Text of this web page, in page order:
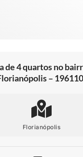
de 4 quartos no
–
Florianópolis